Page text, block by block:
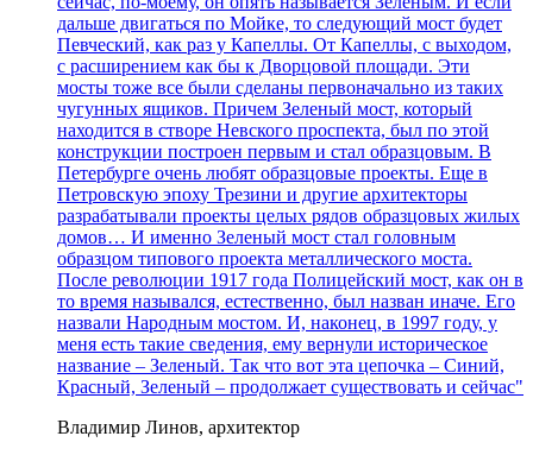
дальше двигаться по Мойке, то следующий мост будет
Певческий, как раз у Капеллы. От Капеллы, с выходом,
с расширением как бы к Дворцовой площади. Эти
мосты тоже все были сделаны первоначально из таких
чугунных ящиков. Причем Зеленый мост, который
находится в створе Невского проспекта, был по этой
конструкции построен первым и стал образцовым. В
Петербурге очень любят образцовые проекты. Еще в
Петровскую эпоху Трезини и другие архитекторы
разрабатывали проекты целых рядов образцовых жилых
домов… И именно Зеленый мост стал головным
образцом типового проекта металлического моста.
После революции 1917 года Полицейский мост, как он в
то время назывался, естественно, был назван иначе. Его
назвали Народным мостом. И, наконец, в 1997 году, у
меня есть такие сведения, ему вернули историческое
название – Зеленый. Так что вот эта цепочка – Синий,
Красный, Зеленый – продолжает существовать и сейчас"
Владимир Линов, архитектор